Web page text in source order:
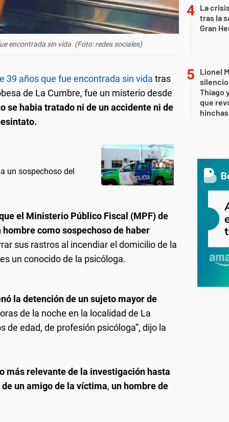
encontrada sin vida . (Foto: redes sociales)
39 años que fue encontrada sin vida tras
de La Cumbre, fue un misterio desde
se habia tratado ni de un accidente ni de
un sospechoso del
el Ministerio Público Fiscal (MPF) de
como sospechoso de haber
sus rastros al incendiar el domicilio de la
un conocido de la psicóloga.
la detención de un sujeto mayor de
de la noche en la localidad de La
de edad, de profesión psicóloga”, dijo la
más relevante de la investigación hasta
un amigo de la víctima, un hombre de
La
tras la
Gran
Lionel
Thiago
que
hinchas